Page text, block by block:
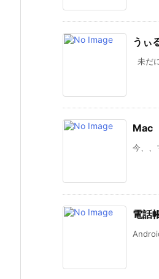
うぃ
未だ
Mac
今、、
電話